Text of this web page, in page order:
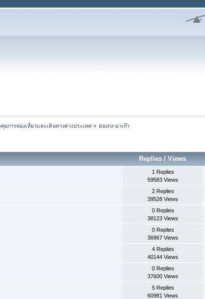
ยการท่องเที่ยวและเดินทางต่างประเทศ » ฮ่องกง-มาเก๊า
Replies /Views
1 Replies
59583 Views
2 Replies
39528 Views
0 Replies
38123 Views
0 Replies
36967 Views
4 Replies
40144 Views
0 Replies
37600 Views
5 Replies
60981 Views